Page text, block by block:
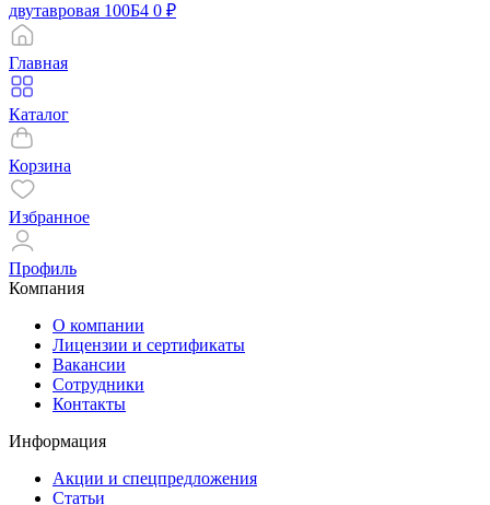
двутавровая 100Б4 0 ₽
Главная
Каталог
Корзина
Избранное
Профиль
Компания
О компании
Лицензии и сертификаты
Вакансии
Сотрудники
Контакты
Информация
Акции и спецпредложения
Статьи